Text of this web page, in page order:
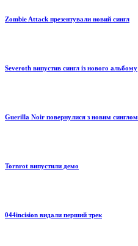
Zombie Attack презентували новий сингл
Severoth випустив сингл із нового альбому
Guerilla Noir повернулися з новим синглом
Tornrot випустили демо
044incision видали перший трек